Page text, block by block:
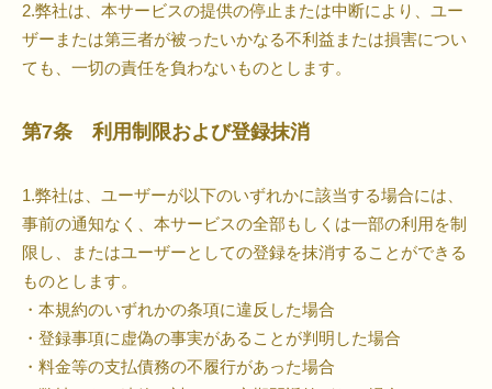
2.弊社は、本サービスの提供の停止または中断により、ユー
ザーまたは第三者が被ったいかなる不利益または損害につい
ても、一切の責任を負わないものとします。
第7条 利用制限および登録抹消
1.弊社は、ユーザーが以下のいずれかに該当する場合には、
事前の通知なく、本サービスの全部もしくは一部の利用を制
限し、またはユーザーとしての登録を抹消することができる
ものとします。
・本規約のいずれかの条項に違反した場合
・登録事項に虚偽の事実があることが判明した場合
・料金等の支払債務の不履行があった場合